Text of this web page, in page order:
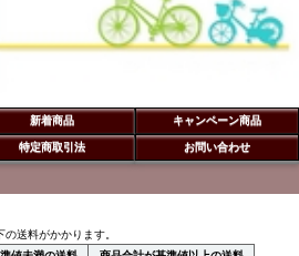
新着商品 キャンペーン商品
特定商取引法 お問い合わせ
送料がかかります。